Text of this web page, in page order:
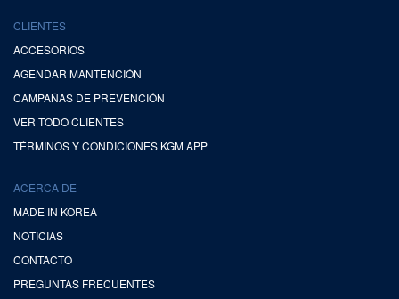
CLIENTES
ACCESORIOS
AGENDAR MANTENCIÓN
CAMPAÑAS DE PREVENCIÓN
VER TODO CLIENTES
TÉRMINOS Y CONDICIONES KGM APP
ACERCA DE
MADE IN KOREA
NOTICIAS
CONTACTO
PREGUNTAS FRECUENTES